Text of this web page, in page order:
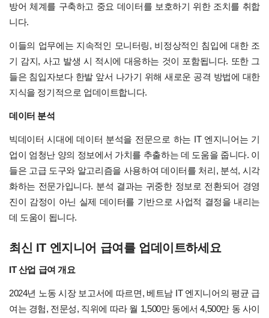
방어 체계를 구축하고 중요 데이터를 보호하기 위한 조치를 취합
니다.
이들의 업무에는 지속적인 모니터링, 비정상적인 침입에 대한 조
기 감지, 사고 발생 시 적시에 대응하는 것이 포함됩니다. 또한 그
들은 침입자보다 한발 앞서 나가기 위해 새로운 공격 방법에 대한
지식을 정기적으로 업데이트합니다.
데이터 분석
빅데이터 시대에 데이터 분석을 전문으로 하는 IT 엔지니어는 기
업이 엄청난 양의 정보에서 가치를 추출하는 데 도움을 줍니다. 이
들은 고급 도구와 알고리즘을 사용하여 데이터를 처리, 분석, 시각
화하는 전문가입니다. 분석 결과는 귀중한 정보로 전환되어 경영
진이 감정이 아닌 실제 데이터를 기반으로 사업적 결정을 내리는
데 도움이 됩니다.
최신 IT 엔지니어 급여를 업데이트하세요
IT 산업 급여 개요
2024년 노동 시장 보고서에 따르면, 베트남 IT 엔지니어의 평균 급
여는 경험, 전문성, 직위에 따라 월 1,500만 동에서 4,500만 동 사이